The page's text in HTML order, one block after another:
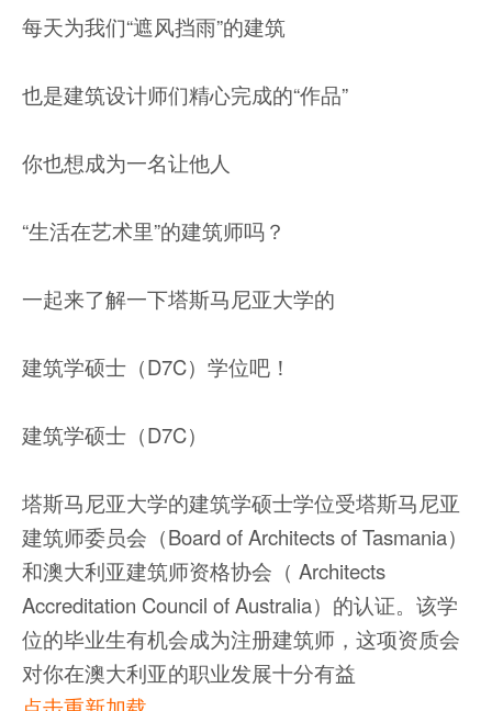
每天为我们“遮风挡雨”的建筑
也是建筑设计师们精心完成的“作品”
你也想成为一名让他人
“生活在艺术里”的建筑师吗？
一起来了解一下塔斯马尼亚大学的
建筑学硕士（D7C）学位吧！
建筑学硕士（D7C）
塔斯马尼亚大学的建筑学硕士学位受塔斯马尼亚
建筑师委员会（Board of Architects of Tasmania）
和澳大利亚建筑师资格协会（ Architects
Accreditation Council of Australia）的认证。该学
位的毕业生有机会成为注册建筑师，这项资质会
对你在澳大利亚的职业发展十分有益